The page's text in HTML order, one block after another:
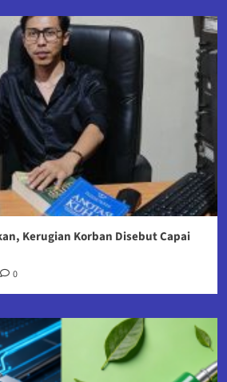
Kerugian Korban Disebut Capai
0